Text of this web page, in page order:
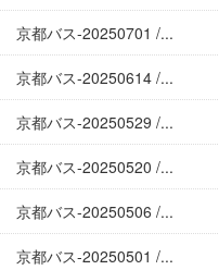
京都バス-20250701 /...
京都バス-20250614 /...
京都バス-20250529 /...
京都バス-20250520 /...
京都バス-20250506 /...
京都バス-20250501 /...